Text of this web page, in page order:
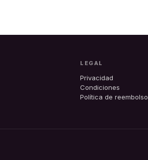
LEGAL
Privacidad
Condiciones
Política de reembolso